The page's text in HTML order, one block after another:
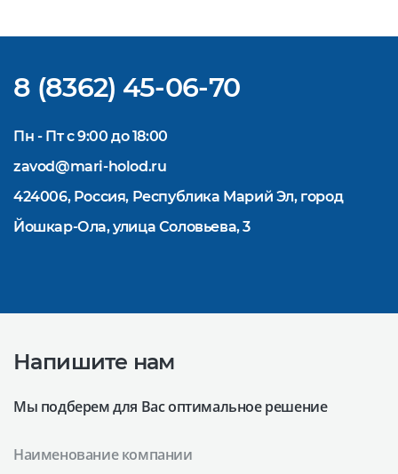
8 (8362) 45-06-70
Пн - Пт с 9:00 до 18:00
zavod@mari-holod.ru
424006, Россия, Республика Марий Эл, город
Йошкар-Ола, улица Соловьева, 3
Напишите нам
Мы подберем для Вас оптимальное решение
Наименование компании